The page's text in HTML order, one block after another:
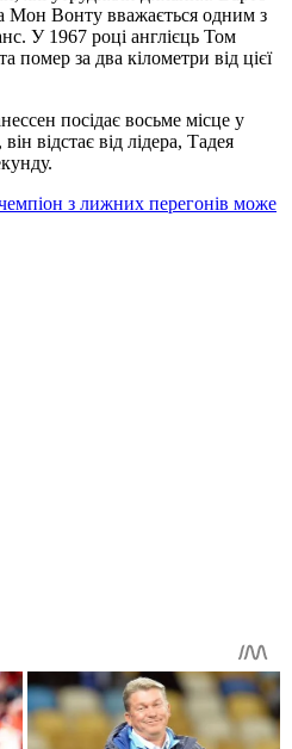
Мон Вонту вважається одним з
У 1967 році англієць Том
помер за два кілометри від цієї
посідає восьме місце у
відстає від лідера, Тадея
з лижних перегонів може